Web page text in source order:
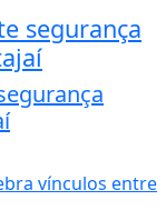
segurança